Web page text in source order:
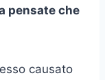
pensate che
causato